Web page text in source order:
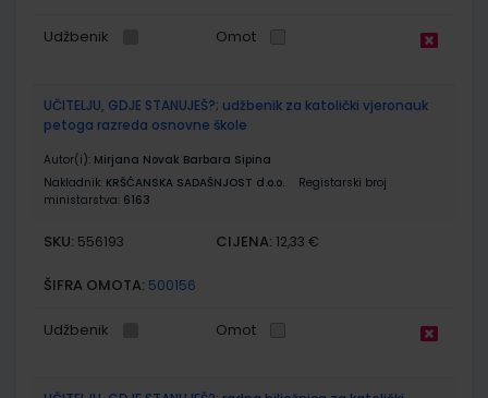
Udžbenik Omot
UČITELJU, GDJE STANUJEŠ?; udžbenik za katolički vjeronauk
petoga razreda osnovne škole
Autor(i): Mirjana Novak Barbara Sipina
Nakladnik: KRŠĆANSKA SADAŠNJOST d.o.o.
Registarski broj
ministarstva: 6163
SKU: 556193 CIJENA: 12,33 €
ŠIFRA OMOTA: 500156
Udžbenik Omot